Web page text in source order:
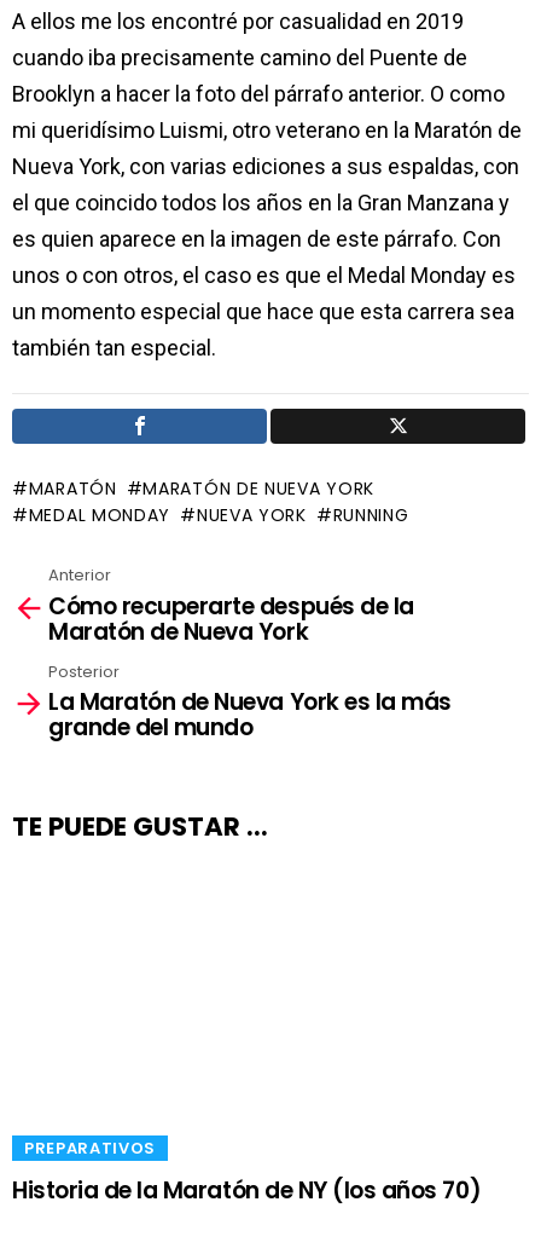
A ellos me los encontré por casualidad en 2019
cuando iba precisamente camino del Puente de
Brooklyn a hacer la foto del párrafo anterior. O como
mi queridísimo Luismi, otro veterano en la Maratón de
Nueva York, con varias ediciones a sus espaldas, con
el que coincido todos los años en la Gran Manzana y
es quien aparece en la imagen de este párrafo. Con
unos o con otros, el caso es que el Medal Monday es
un momento especial que hace que esta carrera sea
también tan especial.
MARATÓN
MARATÓN DE NUEVA YORK
MEDAL MONDAY
NUEVA YORK RUNNING
más
Anterior
Cómo recuperarte después de la
Maratón de Nueva York
Posterior
La Maratón de Nueva York es la más
grande del mundo
TE PUEDE GUSTAR ...
​PREPARATIVOS
Historia de la Maratón de NY (los años 70)